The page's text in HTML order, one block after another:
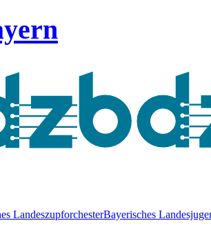
Landes­zupforchesterBayerisches